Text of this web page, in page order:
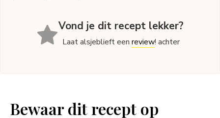
Vond je dit recept lekker?
Laat alsjeblieft eenreview! achter
Bewaar dit recept op